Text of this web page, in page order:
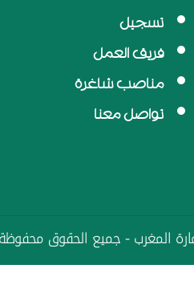
تسجيل
فريق العمل
مناصب شاغرة
تواصل معنا